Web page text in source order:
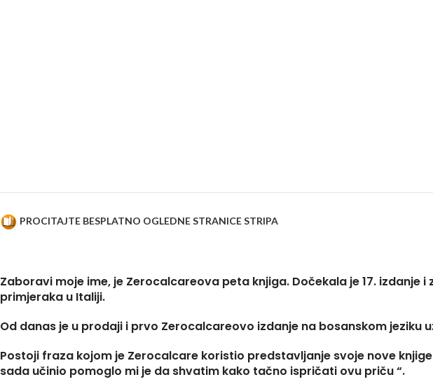
PROCITAJTE BESPLATNO OGLEDNE STRANICE STRIPA
Zaboravi moje ime, je Zerocalcareova peta knjiga. Dočekala je 17. izdanje
primjeraka u Italiji.
Od danas je u prodaji i prvo Zerocalcareovo izdanje na bosanskom jeziku
Postoji fraza kojom je Zerocalcare koristio predstavljanje svoje nove
sada učinio pomoglo mi je da shvatim kako tačno ispričati ovu priču “.